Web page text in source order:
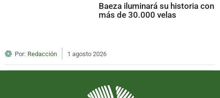
Baeza iluminará su historia con
más de 30.000 velas
Por: Redacción 1 agosto 2026